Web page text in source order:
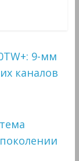
9-мм
каналов